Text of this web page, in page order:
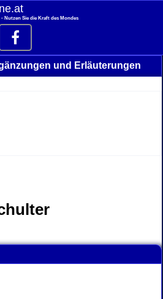
Nutzen Sie die Kraft des Mondes
und Erläuterungen